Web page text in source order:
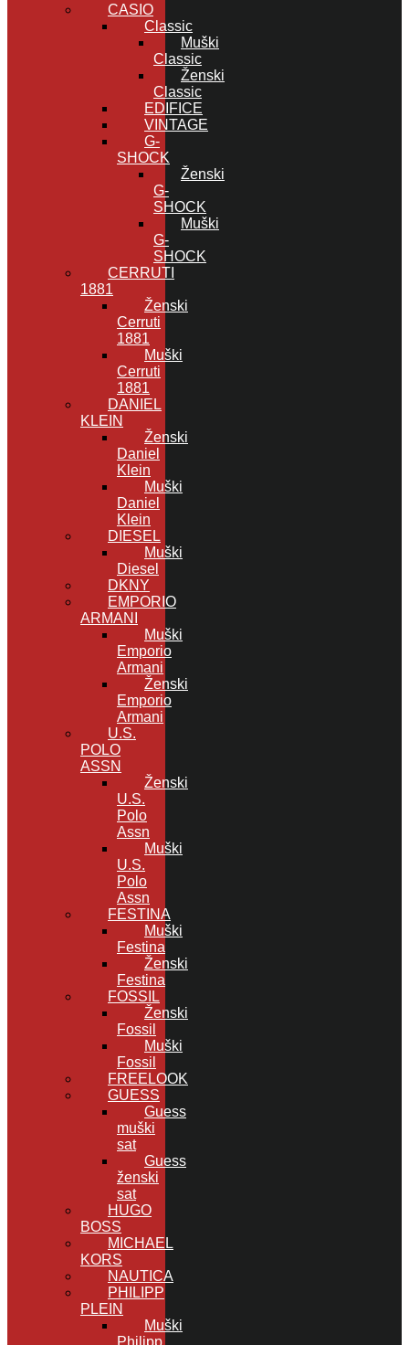
CASIO
Classic
Muški
Classic
Ženski
Classic
EDIFICE
VINTAGE
G-
SHOCK
Ženski
G-
SHOCK
Muški
G-
SHOCK
CERRUTI
1881
Ženski
Cerruti
1881
Muški
Cerruti
1881
DANIEL
KLEIN
Ženski
Daniel
Klein
Muški
Daniel
Klein
DIESEL
Muški
Diesel
DKNY
EMPORIO
ARMANI
Muški
Emporio
Armani
Ženski
Emporio
Armani
U.S.
POLO
ASSN
Ženski
U.S.
Polo
Assn
Muški
U.S.
Polo
Assn
FESTINA
Muški
Festina
Ženski
Festina
FOSSIL
Ženski
Fossil
Muški
Fossil
FREELOOK
GUESS
Guess
muški
sat
Guess
ženski
sat
HUGO
BOSS
MICHAEL
KORS
NAUTICA
PHILIPP
PLEIN
Muški
Philipp